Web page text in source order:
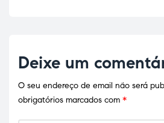
Deixe um
O seu endereço de email não será
obrigatórios marcados com *